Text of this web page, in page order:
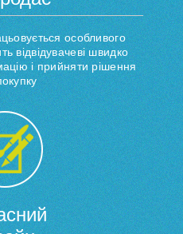
особливого
відвідувачеві швидко
і прийняти рішення